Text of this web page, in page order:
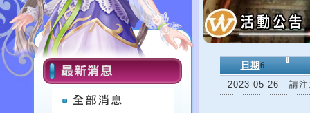
日期 6
2023-05-26
請